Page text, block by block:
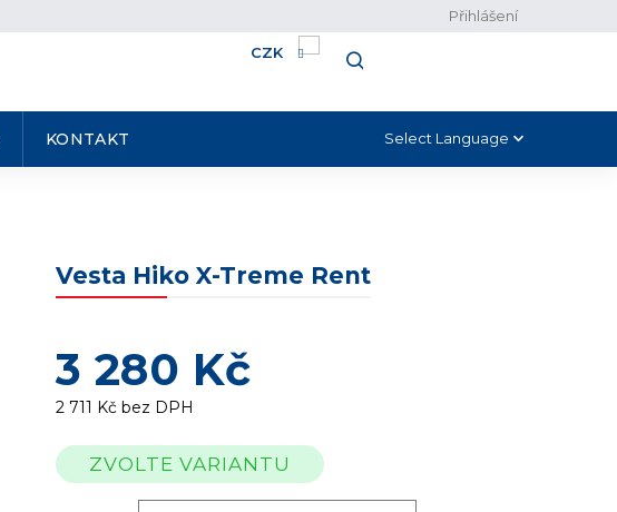
Select Language ▼
CZK
Přihlášení
KOŠÍK
KONTAKT
Vesta Hiko X-Treme Rent
3 280 Kč
2 711 Kč bez DPH
Měrná
cena:
ZVOLTE VARIANTU